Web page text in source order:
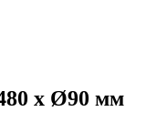
x Ø90 мм